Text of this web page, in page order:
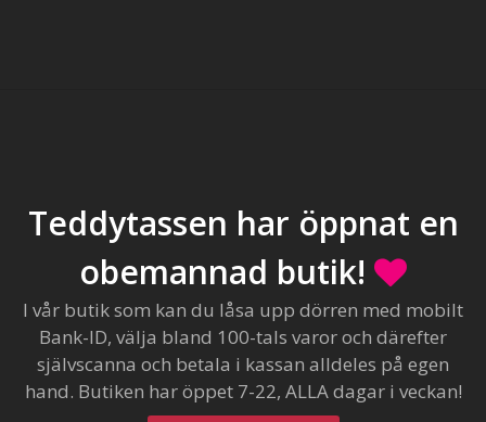
Teddytassen har öppnat en
obemannad butik!
I vår butik som kan du låsa upp dörren med mobilt
Bank-ID, välja bland 100-tals varor och därefter
självscanna och betala i kassan alldeles på egen
hand. Butiken har öppet 7-22, ALLA dagar i veckan!